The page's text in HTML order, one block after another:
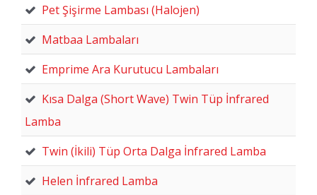
Pet Şişirme Lambası (Halojen)
Matbaa Lambaları
Emprime Ara Kurutucu Lambaları
Kısa Dalga (Short Wave) Twin Tüp İnfrared
Lamba
Twin (İkili) Tüp Orta Dalga İnfrared Lamba
Helen İnfrared Lamba